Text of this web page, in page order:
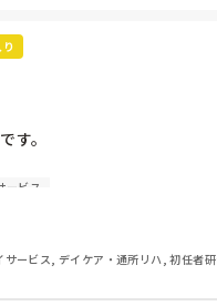
す。
界9年目です。
宿直手当てが3000円で
ービス
サービス, デイケア・通所リハ, 初任者研